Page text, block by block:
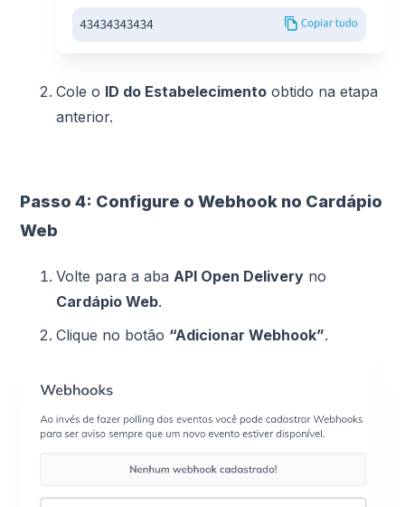
Cole o ID do Estabelecimento obtido na etapa
anterior.
Passo 4: Configure o Webhook no Cardápio
Web
Volte para a abaAPI Open Delivery no
Cardápio Web.
Clique no botão “Adicionar Webhook”.